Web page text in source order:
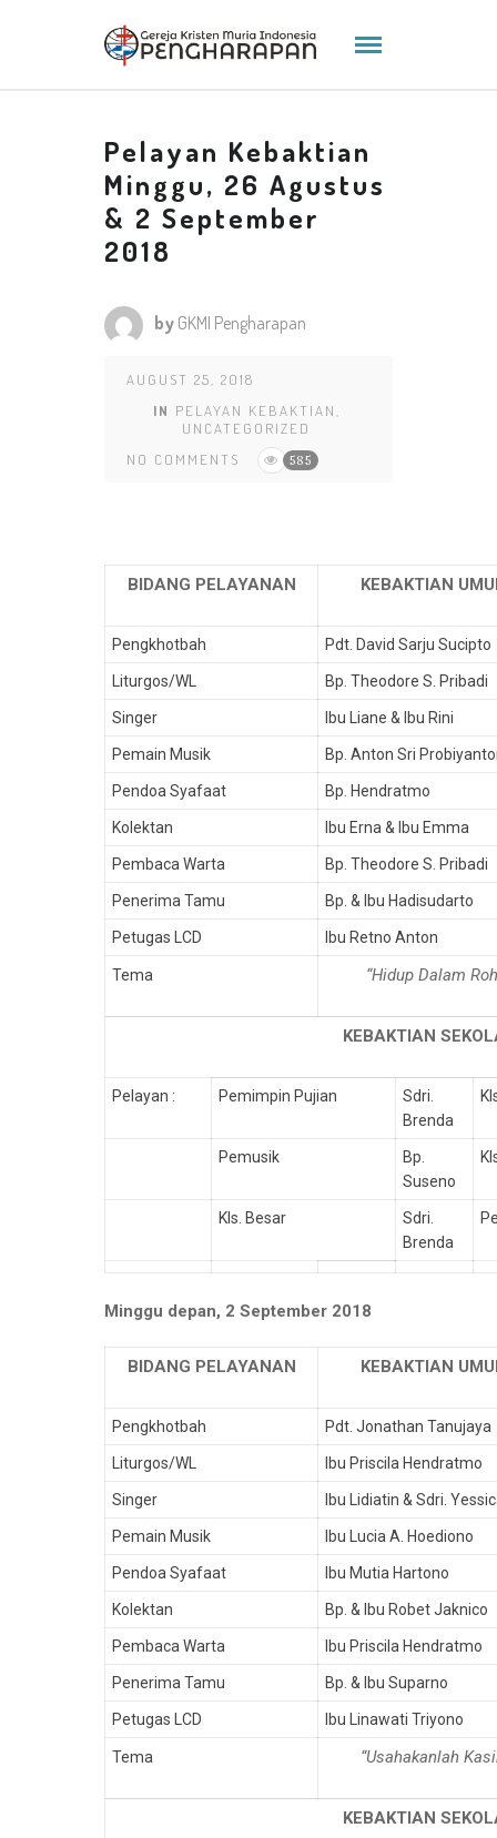
Pelayan Kebaktian
Minggu, 26 Agustus
& 2 September
2018
by GKMI Pengharapan
AUGUST 25, 2018
IN PELAYAN KEBAKTIAN
UNCATEGORIZED
NO COMMENTS
585
BIDANG PELAYANAN KEBAKTIAN UMU
Pengkhotbah Pdt. David Sarju Sucipto
Liturgos/WL Bp. Theodore S. Pribadi
Singer Ibu Liane & Ibu Rini
Pemain Musik Bp. Anton Sri
Pendoa Syafaat Bp. Hendratmo
Kolektan Ibu Erna & Ibu Emma
Pembaca Warta Bp. Theodore S. Pribadi
Penerima Tamu Bp. & Ibu Hadisudarto
Petugas LCD Ibu Retno Anton
Tema “Hidup Dalam
KEBAKTIAN
Pelayan : Pemimpin Pujian
Sdri.
Brenda
Pemusik
Bp.
Suseno
Kls. Besar
Sdri.
Brenda
Minggu depan, 2 September 2018
BIDANG PELAYANAN KEBAKTIAN UMU
Pengkhotbah Pdt. Jonathan Tanujaya
Liturgos/WL Ibu Priscila Hendratmo
Singer Ibu Lidiatin & Sdri.
Pemain Musik Ibu Lucia A. Hoediono
Pendoa Syafaat Ibu Mutia Hartono
Kolektan Bp. & Ibu Robet Jaknico
Pembaca Warta Ibu Priscila Hendratmo
Penerima Tamu Bp. & Ibu Suparno
Petugas LCD Ibu Linawati Triyono
Tema “Usahakanlah
KEBAKTIAN